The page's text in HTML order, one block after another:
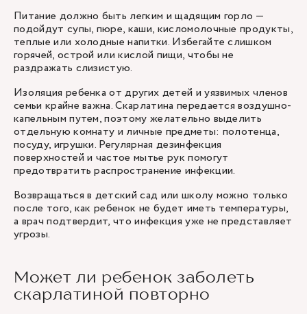
Питание должно быть легким и щадящим горло —
подойдут супы, пюре, каши, кисломолочные продукты,
теплые или холодные напитки. Избегайте слишком
горячей, острой или кислой пищи, чтобы не
раздражать слизистую.
Изоляция ребенка от других детей и уязвимых членов
семьи крайне важна. Скарлатина передается воздушно-
капельным путем, поэтому желательно выделить
отдельную комнату и личные предметы: полотенца,
посуду, игрушки. Регулярная дезинфекция
поверхностей и частое мытье рук помогут
предотвратить распространение инфекции.
Возвращаться в детский сад или школу можно только
после того, как ребенок не будет иметь температуры,
а врач подтвердит, что инфекция уже не представляет
угрозы.
Может ли ребенок заболеть
скарлатиной повторно